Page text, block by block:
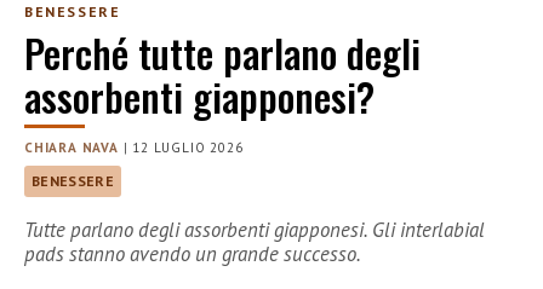
BENESSERE
Perché tutte parlano degli
assorbenti giapponesi?
CHIARA NAVA | 12 LUGLIO 2026
BENESSERE
Tutte parlano degli assorbenti giapponesi. Gli interlabial
pads stanno avendo un grande successo.